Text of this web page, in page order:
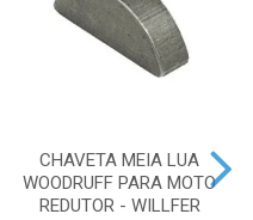
CHAVETA MEIA LUA
WOODRUFF PARA MOTO
REDUTOR - WILLFER